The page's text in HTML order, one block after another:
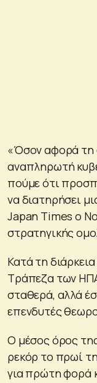
«Όσον αφορά τη
αναπληρωτή
πούμε ότι
να διατηρήσει
Japan Times ο
στρατηγικής
Κατά τη
Τράπεζα των
σταθερά, αλλά
επενδυτές
Ο μέσος όρος
ρεκόρ το πρωί
για πρώτη φορά